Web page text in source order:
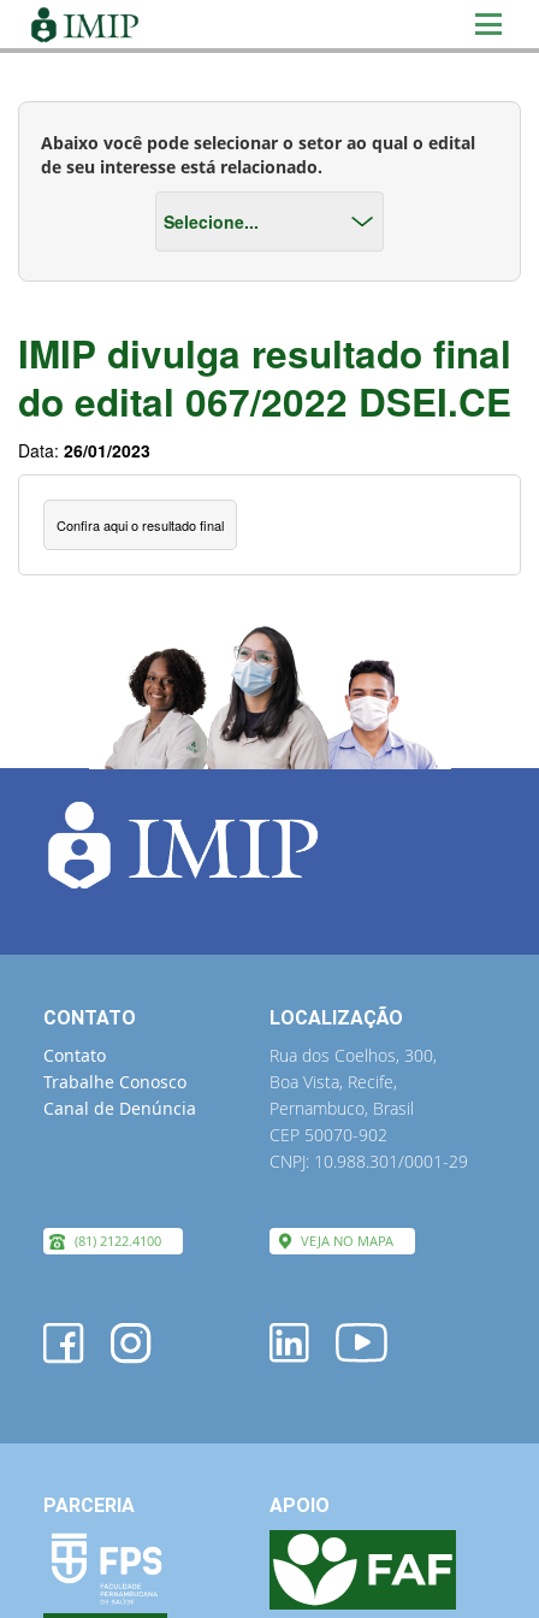
Abaixo você pode selecionar o setor ao qual o edital
de seu interesse está relacionado.
IMIP divulga resultado final
do edital 067/2022 DSEI.CE
Data: 26/01/2023
Confira aqui o resultado final
CONTATO
Contato
Trabalhe Conosco
Canal de Denúncia
(81) 2122.4100
LOCALIZAÇÃO
Rua dos Coelhos, 300,
Boa Vista, Recife,
Pernambuco, Brasil
CEP 50070-902
CNPJ: 10.988.301/0001-29
VEJA NO MAPA
PARCERIA APOIO